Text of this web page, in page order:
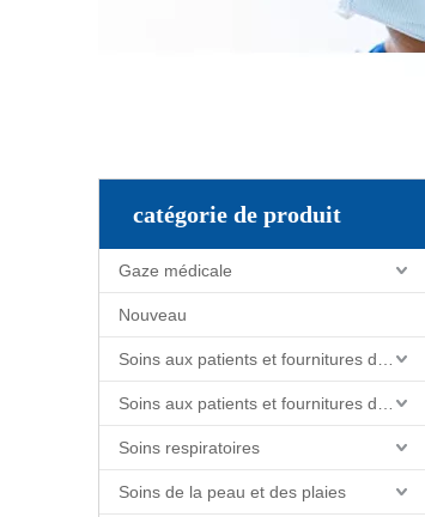
catégorie de produit
Gaze médicale
Nouveau
Soins respiratoires
Soins de la peau et des plaies